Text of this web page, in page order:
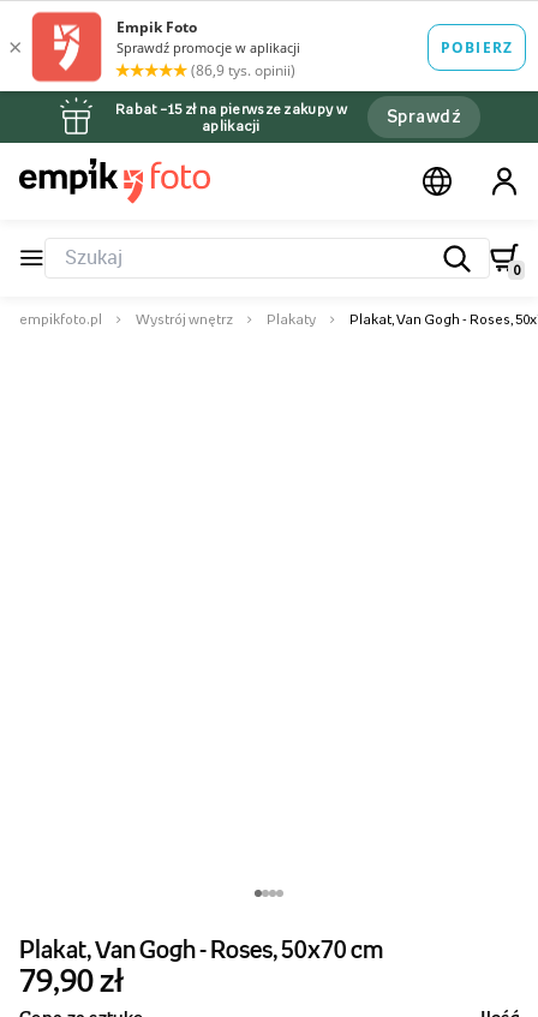
Rabat –15 zł na pierwsze zakupy w
aplikacji
Sprawdź
0
empikfoto.pl Wystrój wnętrz Plakaty Plakat, Van Gogh - Roses,